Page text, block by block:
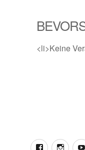
<li>Keine
Facebook